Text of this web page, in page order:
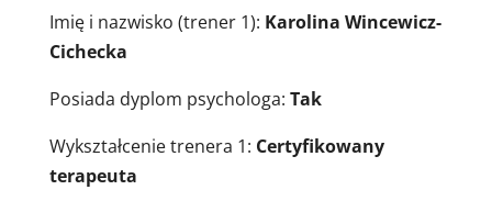
Imię i nazwisko (trener 1): Karolina Wincewicz-
Cichecka
Posiada dyplom psychologa: Tak
Wykształcenie trenera 1: Certyfikowany
terapeuta